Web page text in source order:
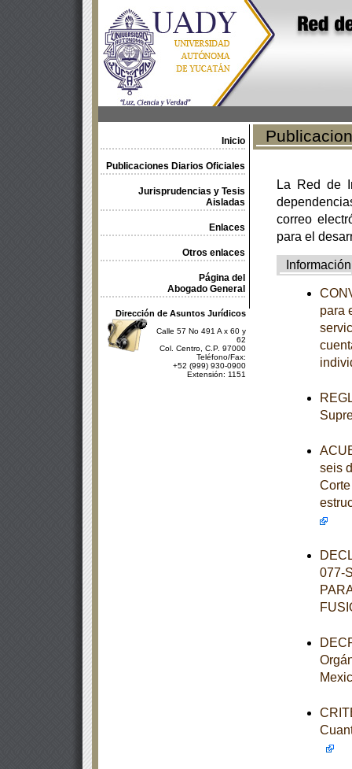
Inicio
Publicaciones Diarios Oficiales
Jurisprudencias y Tesis
Aisladas
Enlaces
Otros enlaces
Página del
Abogado General
Dirección de Asuntos Jurídicos
Calle 57 No 491 A x 60 y
62
Col. Centro, C.P. 97000
Teléfono/Fax:
+52 (999) 930-0900
Extensión: 1151
La Red de
correo
para el
Información
para
seis
077-